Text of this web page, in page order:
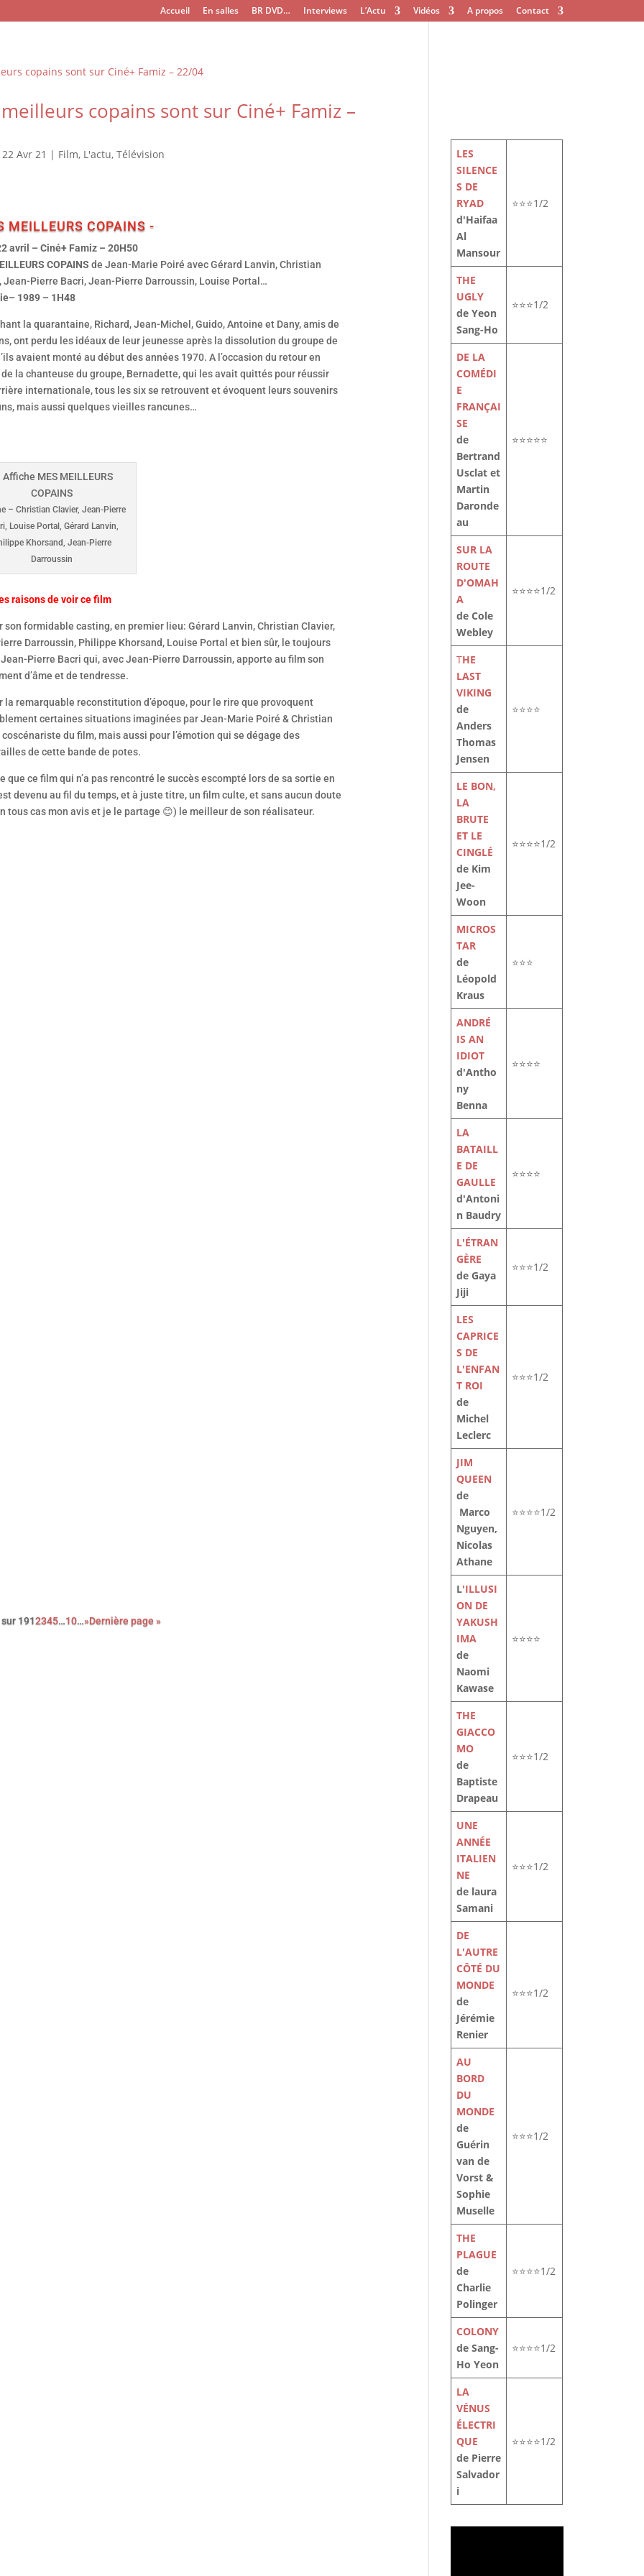
Accueil En salles BR DVD… Interviews L’Actu Vidéos A propos Contact
meilleurs copains sont sur Ciné+ Famiz –
22 Avr 21 | Film, L'actu, Télévision
MEILLEURS COPAINS -
avril – Ciné+ Famiz – 20H50
COPAINS de Jean-Marie Poiré avec Gérard Lanvin, Christian
Jean-Pierre Bacri, Jean-Pierre Darroussin, Louise Portal…
1989 – 1H48
la quarantaine, Richard, Jean-Michel, Guido, Antoine et Dany, amis de
ont perdu les idéaux de leur jeunesse après la dissolution du groupe de
avaient monté au début des années 1970. A l’occasion du retour en
de la chanteuse du groupe, Bernadette, qui les avait quittés pour réussir
internationale, tous les six se retrouvent et évoquent leurs souvenirs
mais aussi quelques vieilles rancunes…
– Christian Clavier, Jean-Pierre
Louise Portal, Gérard Lanvin,
Khorsand, Jean-Pierre
Darroussin
raisons de voir ce film
son formidable casting, en premier lieu: Gérard Lanvin, Christian Clavier,
Darroussin, Philippe Khorsand, Louise Portal et bien sûr, le toujours
Pierre Bacri qui, avec Jean-Pierre Darroussin, apporte au film son
d’âme et de tendresse.
la remarquable reconstitution d’époque, pour le rire que provoquent
certaines situations imaginées par Jean-Marie Poiré & Christian
du film, mais aussi pour l’émotion qui se dégage des
de cette bande de potes.
que ce film qui n’a pas rencontré le succès escompté lors de sa sortie en
devenu au fil du temps, et à juste titre, un film culte, et sans aucun doute
tous cas mon avis et je le partage 😊) le meilleur de son réalisateur.
1912345…10…»Dernière page »
LES
SILENCE
S DE
RYAD
d'Haifaa
Al
Mansour
⭐⭐⭐1/2
THE
UGLY
de Yeon
Sang-Ho
⭐⭐⭐1/2
DE LA
COMÉDI
E
FRANÇAI
SE
de
Bertrand
Usclat et
Martin
Daronde
au
⭐⭐⭐⭐⭐
SUR LA
ROUTE
D'OMAH
A
de Cole
Webley
⭐⭐⭐⭐1/2
THE
LAST
VIKING
de
Anders
Thomas
Jensen
⭐⭐⭐⭐
LE BON,
LA
BRUTE
ET LE
CINGLÉ
de Kim
Jee-
Woon
⭐⭐⭐⭐1/2
MICROS
TAR
de
Léopold
Kraus
⭐⭐⭐
ANDRÉ
IS AN
IDIOT
d'Antho
ny
Benna
⭐⭐⭐⭐
LA
BATAILL
E DE
GAULLE
d'Antoni
n Baudry
⭐⭐⭐⭐
L'ÉTRAN
GÈRE
de Gaya
Jiji
⭐⭐⭐1/2
LES
CAPRICE
S DE
L'ENFAN
T ROI
de
Michel
Leclerc
⭐⭐⭐1/2
JIM
QUEEN
de
Marco
Nguyen,
Nicolas
Athane
⭐⭐⭐⭐1/2
L'ILLUSI
ON DE
YAKUSH
IMA
de
Naomi
Kawase
⭐⭐⭐⭐
THE
GIACCO
MO
de
Baptiste
Drapeau
⭐⭐⭐1/2
UNE
ANNÉE
ITALIEN
NE
de laura
Samani
⭐⭐⭐1/2
DE
L'AUTRE
CÔTÉ DU
MONDE
de
Jérémie
Renier
⭐⭐⭐1/2
AU
BORD
DU
MONDE
de
Guérin
van de
Vorst &
Sophie
Muselle
⭐⭐⭐1/2
THE
PLAGUE
de
Charlie
Polinger
⭐⭐⭐⭐1/2
COLONY
de Sang-
Ho Yeon
⭐⭐⭐⭐1/2
LA
VÉNUS
ÉLECTRI
QUE
de Pierre
Salvador
i
⭐⭐⭐⭐1/2